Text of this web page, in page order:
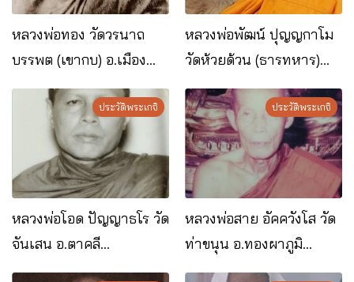
หลวงพ่อทอง วัดวรนาถ
บรรพต (เขากบ) อ.เมือง
จ.นครสวรรค์
หลวงพ่อพัฒน์ ปุญญกาโม
วัดห้วยด้วน (ธารทหาร)
อ.หนองบัว จ.นครสวรรค์
ประวัติพระเกจิ
หลวงพ่อโอด ปัญญาธโร วัด
จันเสน อ.ตาคลี
จ.นครสวรรค์
ประวัติพระเกจิ
หลวงพ่อสาย อัคควังโส วัด
ท่าขนุน อ.ทองผาภูมิ
จ.กาญจนบุรี